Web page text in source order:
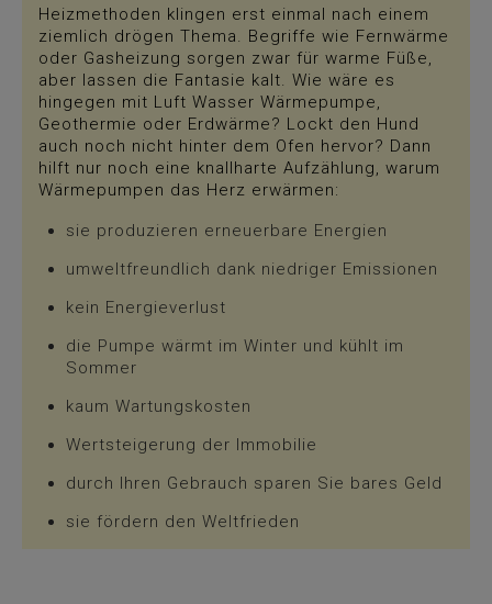
Heizmethoden klingen erst einmal nach einem
ziemlich drögen Thema. Begriffe wie Fernwärme
oder Gasheizung sorgen zwar für warme Füße,
aber lassen die Fantasie kalt. Wie wäre es
hingegen mit Luft Wasser Wärmepumpe,
Geothermie oder Erdwärme? Lockt den Hund
auch noch nicht hinter dem Ofen hervor? Dann
hilft nur noch eine knallharte Aufzählung, warum
Wärmepumpen das Herz erwärmen:
sie produzieren erneuerbare Energien
umweltfreundlich dank niedriger Emissionen
kein Energieverlust
die Pumpe wärmt im Winter und kühlt im
Sommer
kaum Wartungskosten
Wertsteigerung der Immobilie
durch Ihren Gebrauch sparen Sie bares Geld
sie fördern den Weltfrieden